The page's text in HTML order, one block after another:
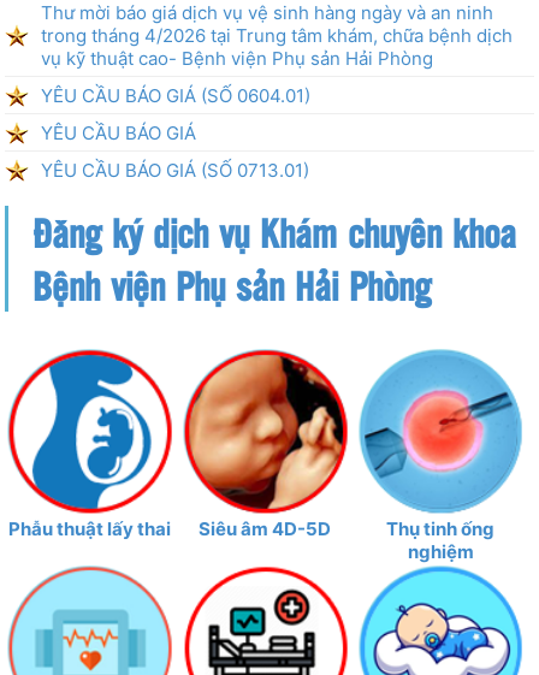
Thư mời báo giá dịch vụ vệ sinh hàng ngày và an ninh
trong tháng 4/2026 tại Trung tâm khám, chữa bệnh dịch
vụ kỹ thuật cao- Bệnh viện Phụ sản Hải Phòng
YÊU CẦU BÁO GIÁ (SỐ 0604.01)
YÊU CẦU BÁO GIÁ
YÊU CẦU BÁO GIÁ (SỐ 0713.01)
Đăng ký dịch vụ Khám chuyên khoa
Bệnh viện Phụ sản Hải Phòng
Phẫu thuật lấy thai Siêu âm 4D-5D
Thụ tinh ống
nghiệm